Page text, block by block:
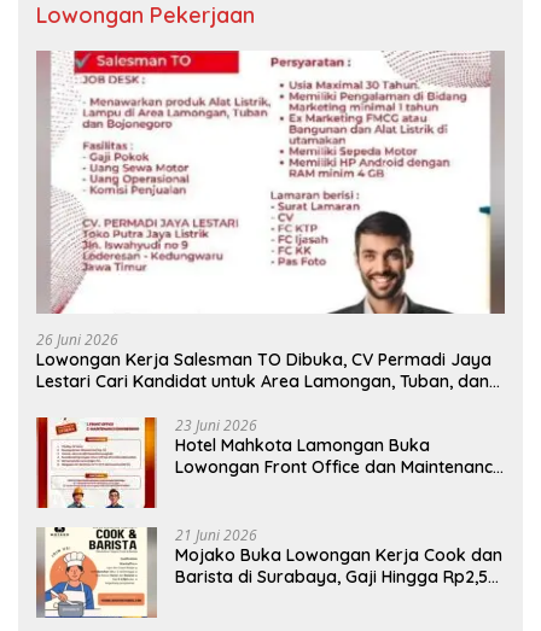
Lowongan Pekerjaan
26 Juni 2026
Lowongan Kerja Salesman TO Dibuka, CV Permadi Jaya
Lestari Cari Kandidat untuk Area Lamongan, Tuban, dan
23 Juni 2026
Hotel Mahkota Lamongan Buka
Lowongan Front Office dan Maintenance
21 Juni 2026
Mojako Buka Lowongan Kerja Cook dan
Barista di Surabaya, Gaji Hingga Rp2,5